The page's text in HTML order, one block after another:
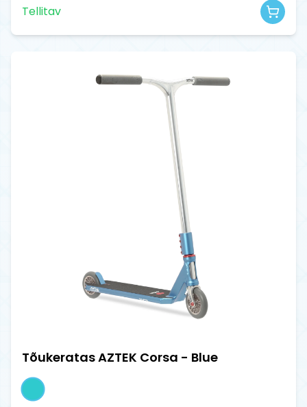
Tellitav
Tõukeratas AZTEK Corsa - Blue